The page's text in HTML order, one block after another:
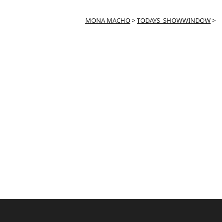
MONA MACHO>TODAYS_SHOWWINDOW>